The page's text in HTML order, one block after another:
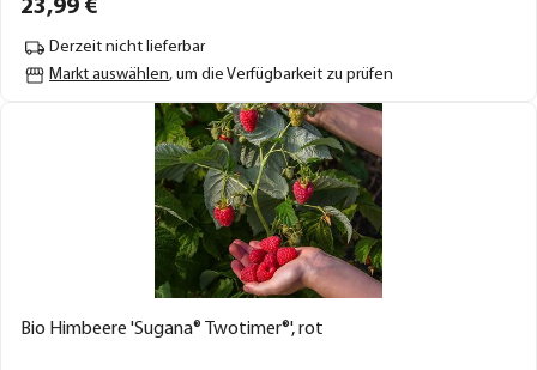
23,99 €
Derzeit nicht lieferbar
Markt auswählen, um die Verfügbarkeit zu prüfen
Bio Himbeere 'Sugana® Twotimer®', rot